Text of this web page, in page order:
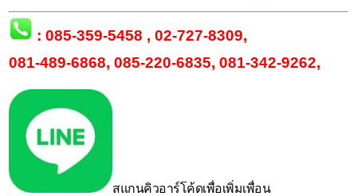
:085-359-5458 ,02-727-8309,
081-489-6868, 085-220-6835,081-342-9262,
สแกนคิวอาร์โค้ดเพื่อเพิ่มเพื่อน